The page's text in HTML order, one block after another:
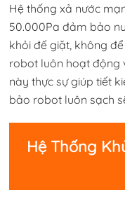
Hệ thống xả nước
50.000Pa đảm bảo
khỏi đế giặt, không
robot luôn hoạt động
này thực sự giúp tiết
bảo robot luôn sạch
Hệ Thống